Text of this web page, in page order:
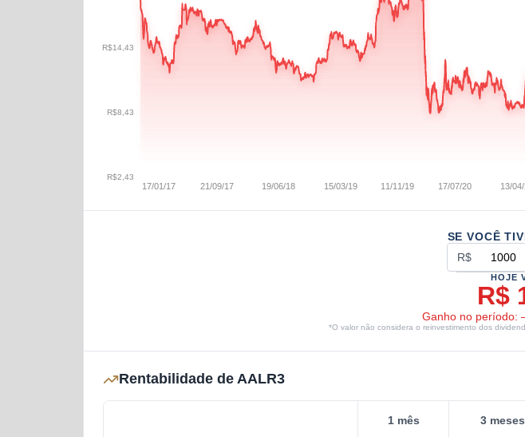
17/01/17 21/09/17 19/06/18 15/03/19 11/11/19 17/07/20 13/04/
R$2,43
R$8,43
R$14,43
SE VOCÊ
R$
HOJE
R$
Ganho no período:
*O valor não considera o reinvestimento dos
Rentabilidade de AALR3
1 mês 3 meses